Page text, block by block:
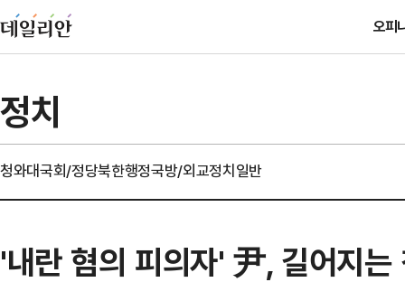
오피
정치
청와대국회/정당북한행정국방/외교정치일반
'내란 혐의 피의자' 尹, 길어지